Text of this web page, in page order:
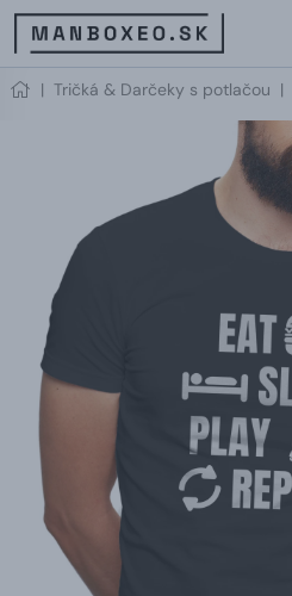
| Tričká & Darčeky s potlačou |